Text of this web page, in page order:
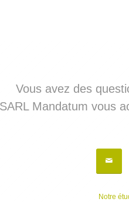
Vous avez des
Mandatum vous
Notre